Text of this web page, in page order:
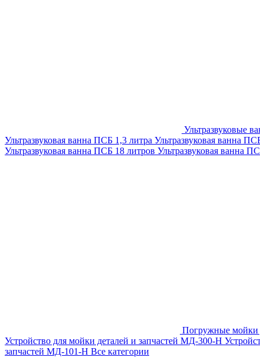
Ультразвуковые
Ультразвуковая ванна ПСБ 1,3 литра Ультразвуковая ванна
Ультразвуковая ванна ПСБ 18 литров Ультразвуковая ванна
Погружные мойки
Устройство для мойки деталей и запчастей МД-300-H
запчастей МД-101-Н Все категории